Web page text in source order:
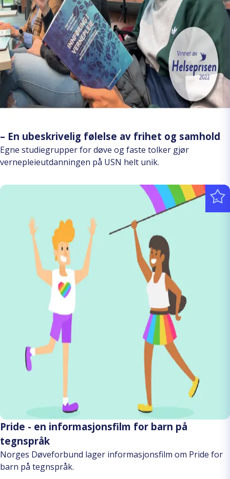
– En ubeskrivelig følelse av frihet og samhold
Egne studiegrupper for døve og faste tolker gjør
vernepleieutdanningen på USN helt unik.
Pride - en informasjonsfilm for barn på
tegnspråk
Norges Døveforbund lager informasjonsfilm om Pride for
barn på tegnspråk.